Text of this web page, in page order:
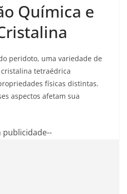
Química e
peridoto, uma variedade de
tetraédrica
físicas distintas.
aspectos afetam sua
publicidade--